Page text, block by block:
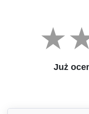
Już